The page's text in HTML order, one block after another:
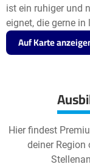
ist ein ruhiger und
eignet, die gerne
Auf Karte
Hier findest
deiner Region